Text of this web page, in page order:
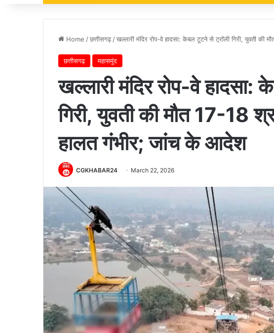
Home /छत्तीसगढ़ /खल्लारी मंदिर रोप-वे हादसा: केबल टूटने से ट्रॉली गिरी, युवती
छत्तीसगढ़ महासमुंद
खल्लारी मंदिर रोप-वे
गिरी, युवती की मौत 17-18
हालत गंभीर; जांच के आदेश
CGKHABAR24 March 22, 2026